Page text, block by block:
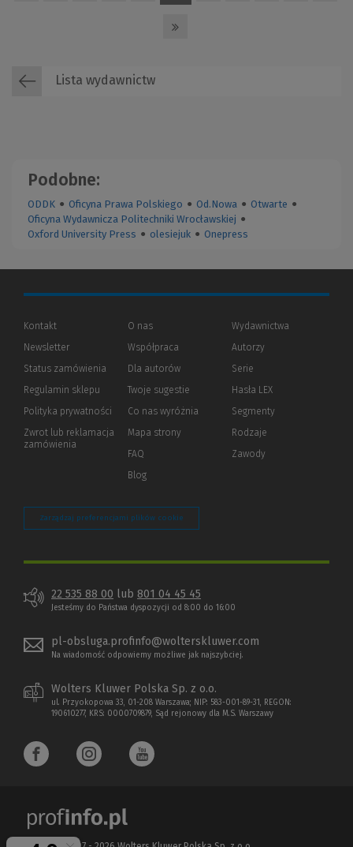
Lista wydawnictw
Podobne:
ODDK ● Oficyna Prawa Polskiego ● Od.Nowa ● Otwarte ●
Oficyna Wydawnicza Politechniki Wrocławskiej ●
Oxford University Press ● olesiejuk ● Onepress
Kontakt
Newsletter
Status zamówienia
Regulamin sklepu
Polityka prywatności (Nowe
(Link
innej
Zwrot lub reklamacja
zamówienia
O nas
Współpraca
Dla autorów(Nowe
(Link
innej
strony)
Twoje sugestie
Co nas wyróżnia
Mapa strony
FAQ
Blog
Wydawnictwa
Autorzy
Serie
Hasła LEX
Segmenty
Rodzaje
Zawody
Zarządzaj preferencjami plików cookie
22 535 88 00 lub 801 04 45 45
Jesteśmy do Państwa dyspozycji od 8:00 do 16:00
pl-obsluga.profinfo@wolterskluwer.com
Na wiadomość odpowiemy możliwe jak najszybciej.
Wolters Kluwer Polska Sp. z o.o.
ul. Przyokopowa 33, 01-208 Warszawa; NIP: 583-001-89-31, REGON:
190610277, KRS: 0000709879, Sąd rejonowy dla M.S. Warszawy